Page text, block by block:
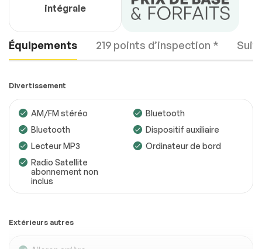
intégrale
Équipements 219 points d’inspection *
Transmission
Système électrique
Éclairage
Divertissement
AM/FM stéréo
Bluetooth
Bluetooth
Dispositif auxiliaire
Lecteur MP3
Ordinateur de bord
Radio Satellite
abonnement non
inclus
Extérieurs autres